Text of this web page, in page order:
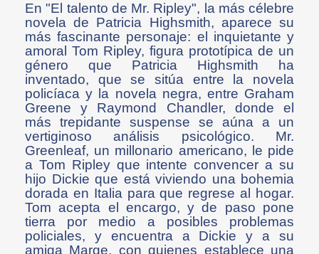
En "El talento de Mr. Ripley", la más célebre
novela de Patricia Highsmith, aparece su
más fascinante personaje: el inquietante y
amoral Tom Ripley, figura prototípica de un
género que Patricia Highsmith ha
inventado, que se sitúa entre la novela
policíaca y la novela negra, entre Graham
Greene y Raymond Chandler, donde el
más trepidante suspense se aúna a un
vertiginoso análisis psicológico. Mr.
Greenleaf, un millonario americano, le pide
a Tom Ripley que intente convencer a su
hijo Dickie que está viviendo una bohemia
dorada en Italia para que regrese al hogar.
Tom acepta el encargo, y de paso pone
tierra por medio a posibles problemas
policiales, y encuentra a Dickie y a su
amiga Marge, con quienes establece una